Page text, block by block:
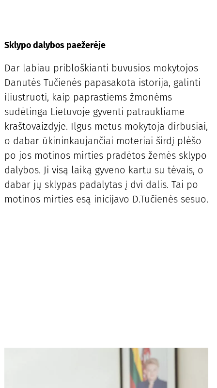
Sklypo dalybos paežerėje
Dar labiau pribloškianti buvusios mokytojos
Danutės Tučienės papasakota istorija, galinti
iliustruoti, kaip paprastiems žmonėms
sudėtinga Lietuvoje gyventi patraukliame
kraštovaizdyje. Ilgus metus mokytoja dirbusiai,
o dabar ūkininkaujančiai moteriai širdį plėšo
po jos motinos mirties pradėtos žemės sklypo
dalybos. Ji visą laiką gyveno kartu su tėvais, o
dabar jų sklypas padalytas į dvi dalis. Tai po
motinos mirties esą inicijavo D.Tučienės sesuo.